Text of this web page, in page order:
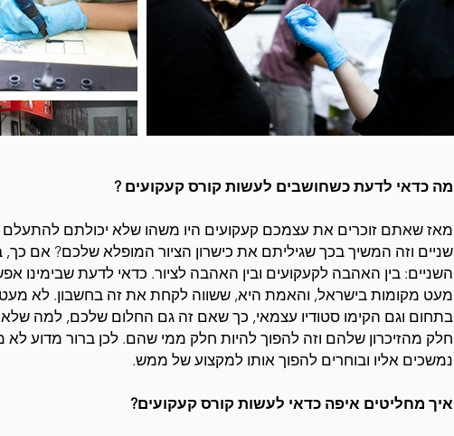
מה כדאי לדעת כשחושבים לעשות קורס קעקועים ?
מאז שאתם זוכרים את עצמכם קעקועים היו משהו שלא יכולתם
שניים וזה המשיך בכך שגיליתם את כישרון הציור המופלא שלכם? אם כך,
השניים: בין האהבה לקעקועים ובין האהבה לציור. כדאי לדעת שבימינו
מעט מקומות בישראל, והאמת היא, ששווה לקחת את זה בחשבון. לא מעט
בתחום וגם הקימו סטודיו עצמאי, כך שאם זה גם החלום שלכם, למה
חלק מהזיכרון שלהם וזה להפוך להיות חלק ממי שהם. לכן ברור מדוע
נמשכים אליו ובוחרים להפוך אותו למקצוע של ממש.
איך מחליטים איפה כדאי לעשות קורס קעקועים?